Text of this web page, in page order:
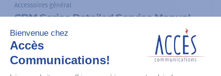
Accessoires général
CDM Series Detailed Service Manual
Ajouter à la liste